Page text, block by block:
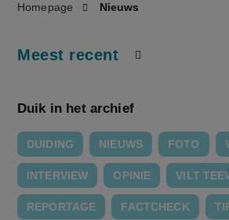
Homepage Nieuws
Meest recent
Duik in het archief
DUIDING NIEUWS FOTO
INTERVIEW OPINIE VILT
REPORTAGE FACTCHECK